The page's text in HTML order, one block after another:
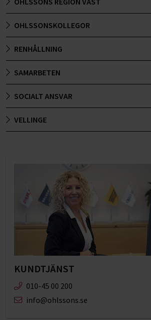
OHLSSONSKOLLEGOR
RENHÅLLNING
SAMARBETEN
SOCIALT ANSVAR
VELLINGE
KUNDTJÄNST
010-45 00 200​
info@ohlssons.se